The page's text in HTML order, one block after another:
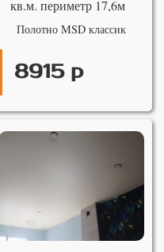
кв.м. периметр 17,6м
Полотно MSD классик
8915 р